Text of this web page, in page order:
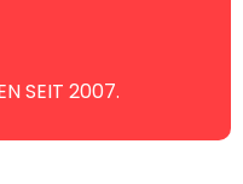
SEIT 2007.